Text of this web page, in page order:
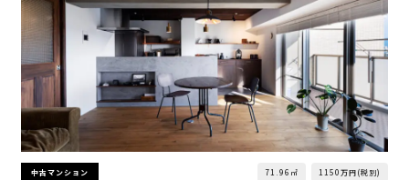
中古マンション 71.96㎡ 1150万円(税別)